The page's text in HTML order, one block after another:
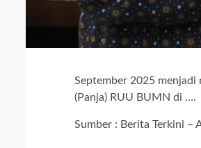
September 2025 menjadi
(Panja) RUU BUMN di ….
Sumber : Berita Terkini –